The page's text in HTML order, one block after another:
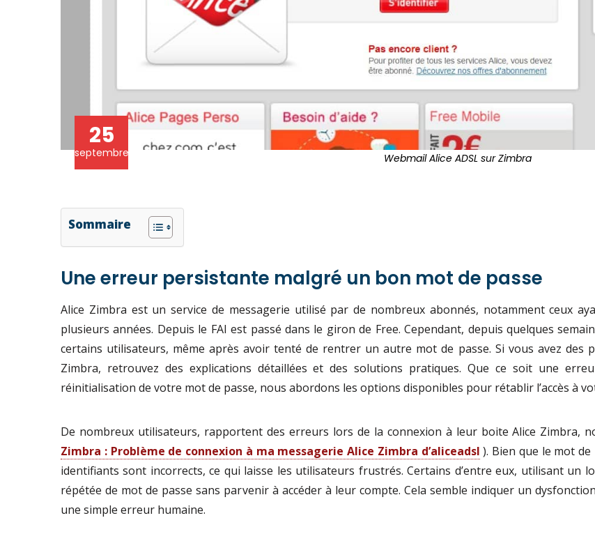
Webmail Alice ADSL sur Zimbra
25
septembre
Sommaire
Une erreur persistante malgré un bon mot de passe
Alice Zimbra est un service de messagerie utilisé par de nombreux abonnés, notamment ceux
plusieurs années. Depuis le FAI est passé dans le giron de Free. Cependant, depuis quelques
certains utilisateurs, même après avoir tenté de rentrer un autre mot de passe. Si vous avez des
Zimbra, retrouvez des explications détaillées et des solutions pratiques. Que ce soit une
réinitialisation de votre mot de passe, nous abordons les options disponibles pour rétablir l’accès à
De nombreux utilisateurs, rapportent des erreurs lors de la connexion à leur boite Alice Zimbra,
Zimbra : Problème de connexion à ma messagerie Alice Zimbra d’aliceadsl ). Bien que le mot
identifiants sont incorrects, ce qui laisse les utilisateurs frustrés. Certains d’entre eux, utilisant un
répétée de mot de passe sans parvenir à accéder à leur compte. Cela semble indiquer un
une simple erreur humaine.